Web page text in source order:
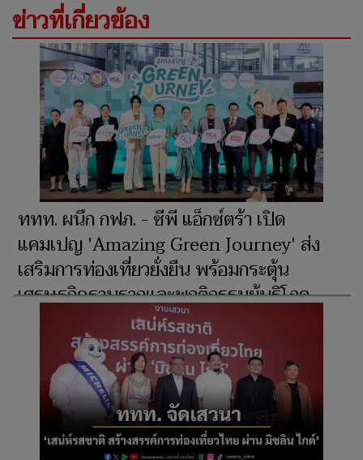
ข่าวที่เกี่ยวข้อง
ททท. ผนึก กฟภ. - ซีพี แอ็กซ์ตร้า เปิด
แคมเปญ 'Amazing Green Journey' ส่ง
เสริมการท่องเที่ยวยั่งยืน พร้อมกระตุ้น
เศรษฐกิจฐานรากและพฤติกรรมผู้บริโภค